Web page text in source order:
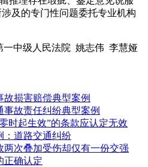
及的专门性问题委托专业机构
一中级人民法院 姚志伟 李慧娅
损害赔偿典型案例
故责任纠纷典型案例
时起生效”的条款应认定无效
：道路交通纠纷
两次叠加受伤却仅有一份交强
正确认定